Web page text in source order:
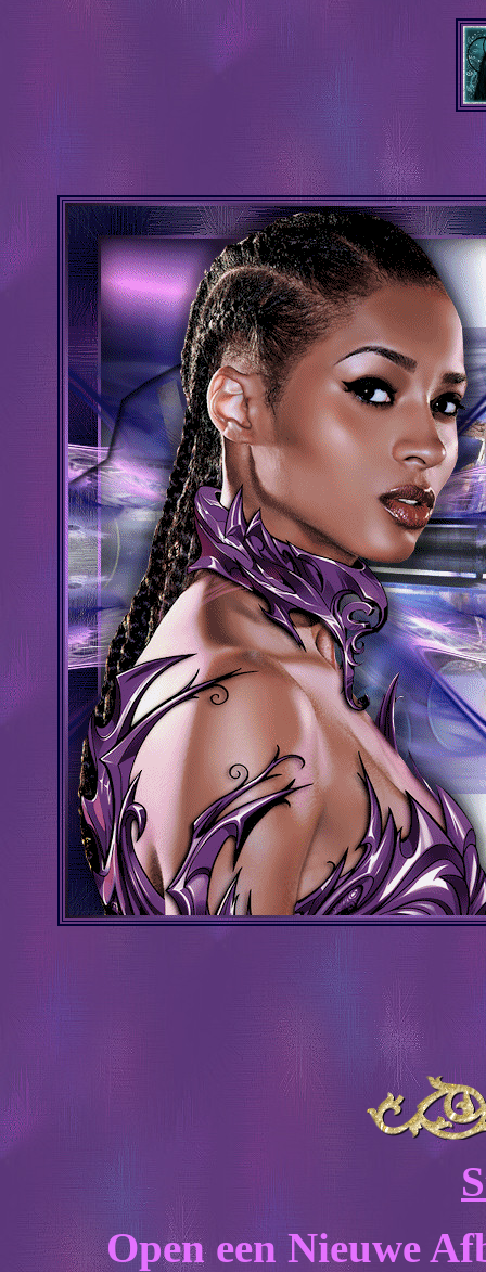
Open een Nieuwe